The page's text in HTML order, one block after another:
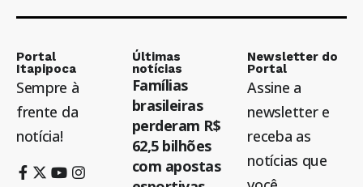
Portal
Itapipoca
Sempre à
frente da
notícia!
Últimas
notícias
Famílias
brasileiras
perderam R$
62,5 bilhões
com apostas
Newsletter do
Portal
Assine a
newsletter e
receba as
notícias que